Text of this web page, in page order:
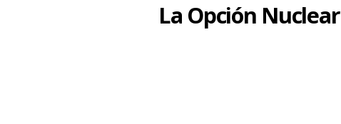
La Opción Nuclear